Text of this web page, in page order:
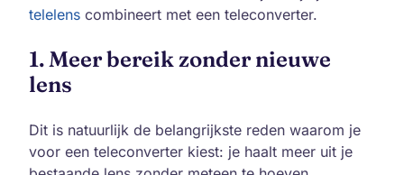
telelens combineert met een teleconverter.
1. Meer bereik zonder nieuwe
lens
Dit is natuurlijk de belangrijkste reden waarom je
voor een teleconverter kiest: je haalt meer uit je